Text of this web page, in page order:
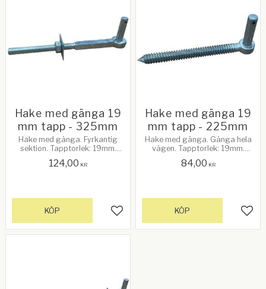
Hake med gänga 19
mm tapp - 325mm
Hake med gänga. Fyrkantig
sektion. Tapptorlek: 19mm.
124,00 KR
Lägg till i favoriter
KÖP
Hake med gänga 19
mm tapp - 225mm
Hake med gänga. Gänga hela
vägen. Tapptorlek: 19mm.
84,00 KR
KÖP